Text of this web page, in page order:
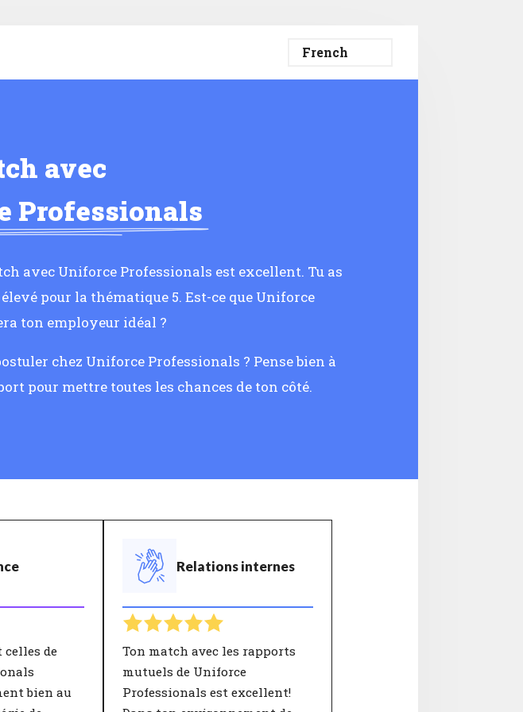
avec
Professionals
avec Uniforce Professionals est excellent. Tu as
pour la thématique 5. Est-ce que Uniforce
ton employeur idéal ?
chez Uniforce Professionals ? Pense bien à
pour mettre toutes les chances de ton côté.
celles de
bien au
Relations internes
Ton match avec les rapports
mutuels de Uniforce
Professionals est excellent!